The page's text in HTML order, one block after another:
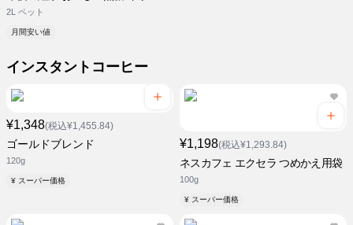
2L ペット
月間安い値
インスタントコーヒー
¥1,348(税込¥1,455.84)
ゴールドブレンド
120g
¥ スーパー価格
¥1,198(税込¥1,293.84)
ネスカフェ エクセラ つめかえ用袋
100g
¥ スーパー価格